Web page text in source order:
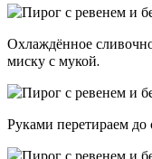
Охлаждённое
миску с мукой.
Руками перетираем